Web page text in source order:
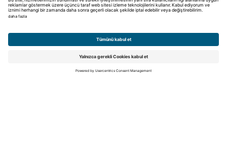
Yaşlandıkça neden okuma gözlüğüne ihtiyacım oluyor?